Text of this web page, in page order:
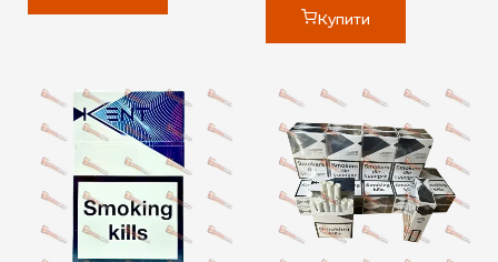
Купити